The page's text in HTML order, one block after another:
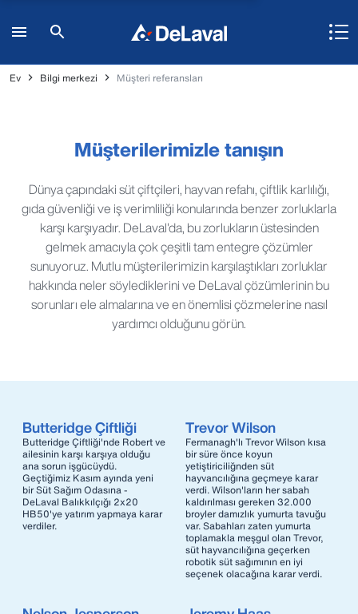
Ev Bilgi merkezi Müşteri referansları
Müşterilerimizle tanışın
Dünya çapındaki süt çiftçileri, hayvan refahı, çiftlik karlılığı,
gıda güvenliği ve iş verimliliği konularında benzer zorluklarla
karşı karşıyadır. DeLaval'da, bu zorlukların üstesinden
gelmek amacıyla çok çeşitli tam entegre çözümler
sunuyoruz. Mutlu müşterilerimizin karşılaştıkları zorluklar
hakkında neler söylediklerini ve DeLaval çözümlerinin bu
sorunları ele almalarına ve en önemlisi çözmelerine nasıl
yardımcı olduğunu görün.
Butteridge Çiftliği
Butteridge Çiftliği'nde Robert ve
ailesinin karşı karşıya olduğu
ana sorun işgücüydü.
Geçtiğimiz Kasım ayında yeni
bir Süt Sağım Odasına -
DeLaval Balıkkılçığı 2x20
HB50'ye yatırım yapmaya karar
verdiler.
Trevor Wilson
Fermanagh'lı Trevor Wilson kısa
bir süre önce koyun
yetiştiriciliğnden süt
hayvancılığına geçmeye karar
verdi. Wilson'ların her sabah
kaldırılması gereken 32.000
broyler damızlık yumurta tavuğu
var. Sabahları zaten yumurta
toplamakla meşgul olan Trevor,
süt hayvancılığına geçerken
robotik süt sağımının en iyi
seçenek olacağına karar verdi.